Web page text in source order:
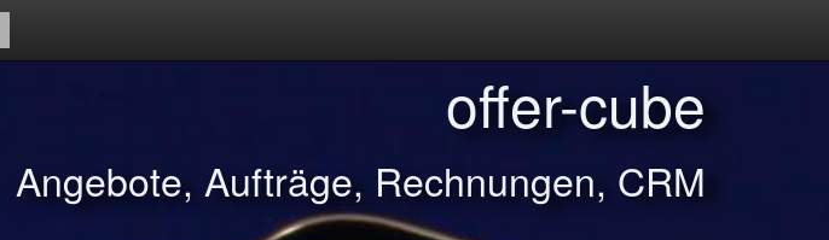
offer-cube
Angebote, Aufträge, Rechnungen, CRM